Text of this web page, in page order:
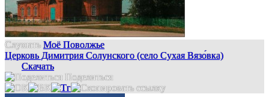
Слушать Моё Поволжье
Церковь Димитрия Солунского (село Сухая Вязо́вка)
Скачать
Поделиться